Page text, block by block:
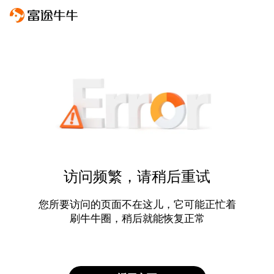
访问频繁，请稍后重试
您所要访问的页面不在这儿，它可能正忙着
刷牛牛圈，稍后就能恢复正常